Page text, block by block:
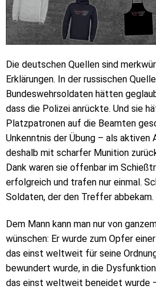
Die deutschen Quellen sind
Erklärungen. In der russischen
Bundeswehrsoldaten hätten
dass die Polizei anrückte. Und sie
Platzpatronen auf die Beamten
Unkenntnis der Übung – als
deshalb mit scharfer Munition
Dank waren sie offenbar im
erfolgreich und trafen nur einmal.
Soldaten, der den Treffer abbekam.
Dem Mann kann man nur von
wünschen: Er wurde zum Opfer
das einst weltweit für seine
bewundert wurde, in die
das einst weltweit beneidet wurde